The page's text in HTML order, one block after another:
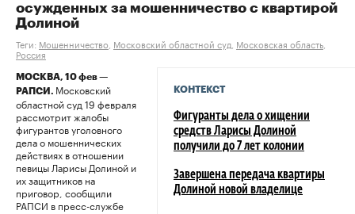
осужденных за мошенничество с квартирой
Долиной
Теги: Мошенничество Московский областной суд Московская область
Россия
КОНТЕКСТ
Фигуранты дела о хищении
средств Ларисы Долиной
получили до 7 лет колонии
Завершена передача квартиры
Долиной новой владелице
МОСКВА, 10 фев —
РАПСИ. Московский
областной суд 19 февраля
рассмотрит жалобы
фигурантов уголовного
дела о мошеннических
действиях в отношении
певицы Ларисы Долиной и
их защитников на
приговор, сообщили
РАПСИ в пресс-службе